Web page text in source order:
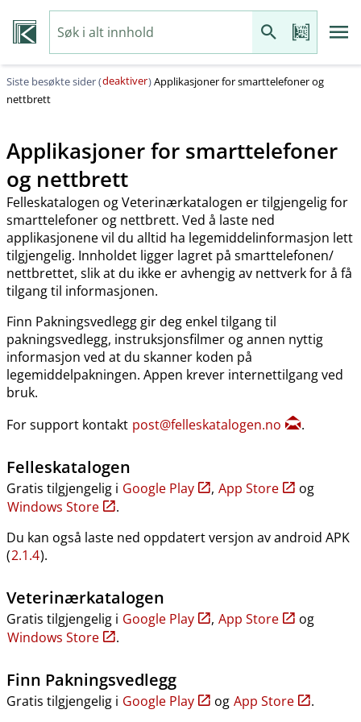
Siste besøkte sider (deaktiver)Applikasjoner for smarttelefoner og
nettbrett
Applikasjoner for smarttelefoner
og nettbrett
Felleskatalogen og Veterinærkatalogen er tilgjengelig for
smarttelefoner og nettbrett. Ved å laste ned
applikasjonene vil du alltid ha legemiddelinformasjon lett
tilgjengelig. Innholdet ligger lagret på smarttelefonen​/​
nettbrettet, slik at du ikke er avhengig av nettverk for å få
tilgang til informasjonen.
Finn Pakningsvedlegg gir deg enkel tilgang til
pakningsvedlegg, instruksjonsfilmer og annen nyttig
informasjon ved at du skanner koden på
legemiddelpakningen. Appen krever internettilgang ved
bruk.
For support kontakt post@felleskatalogen.no .
Felleskatalogen
Gratis tilgjengelig i Google Play , App Store
og
Windows Store
.
Du kan også laste ned oppdatert versjon av android APK
(2.1.4).
Veterinærkatalogen
Gratis tilgjengelig i Google Play , App Store
og
Windows Store
.
Finn Pakningsvedlegg
Gratis tilgjengelig i Google Play og App Store .